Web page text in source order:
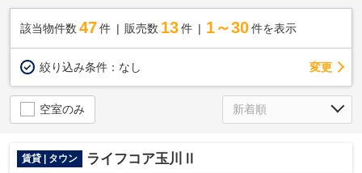
該当物件数 47件 販売数 13 件 1～30 件を表示
絞り込み条件： なし 変更
空室のみ
賃貸 | タウン ライフコア玉川Ⅱ